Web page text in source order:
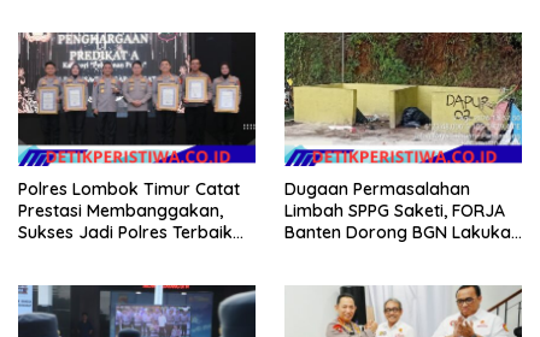
Hilang 3 Bulan Bawa
Anggaran Pembangunan
Polres Lombok Timur Catat
Prestasi Membanggakan,
Sukses Jadi Polres Terbaik
Dugaan Permasalahan
Limbah SPPG Saketi, FORJA
Banten Dorong BGN Lakukan